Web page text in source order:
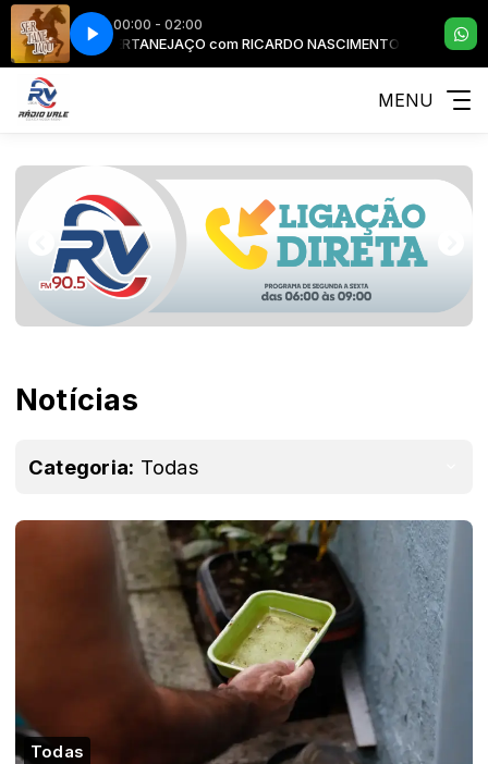
00:00 - 02:00
SERTANEJAÇO com RICARDO NASCIMENTO
MENU
Notícias
Categoria: Todas
Todas